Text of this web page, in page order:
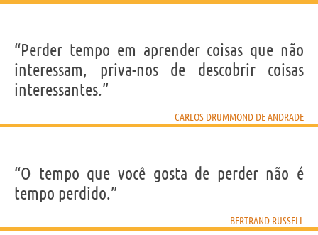
“Perder tempo em aprender coisas que não
interessam, priva-nos de descobrir coisas
interessantes.”
CARLOS DRUMMOND DE ANDRADE
“O tempo que você gosta de perder não é
tempo perdido.”
BERTRAND RUSSELL